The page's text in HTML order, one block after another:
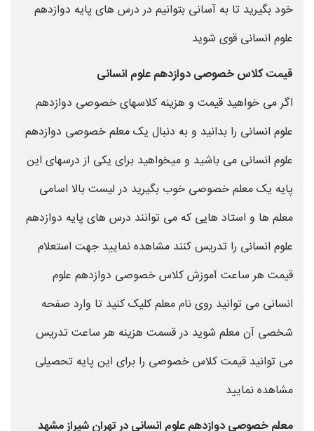
خود بگیرید تا به آسانی بتوانیم در درس های پایه دوازدهم
علوم انسانی قوی شوید
قیمت کلاس خصوصی دوازدهم علوم انسانی
اگر می خواهید قیمت و هزینه کلاسهای خصوصی دوازدهم
علوم انسانی را بدانید و به دنبال یک معلم خصوصی دوازدهم
علوم انسانی می باشید و میخواهید برای یکی از درسهای این
پایه یک معلم خصوصی خوب بگیرید در لیست بالا اسامی
معلم ها و استاد هایی که می توانند درس های پایه دوازدهم
علوم انسانی را تدریس کنند مشاهده نمایید جهت استعلام
قیمت هر ساعت آموزش کلاس خصوصی دوازدهم علوم
انسانی می توانید روی نام معلم کلیک کنید تا وارد صفحه
شخصی آن معلم شوید در قسمت هزینه هر ساعت تدریس
می توانید قیمت کلاس خصوصی را برای این پایه تحصیلی
مشاهده نمایید
معلم خصوصی دوازدهم علوم انسانی در تهران شیراز مشهد